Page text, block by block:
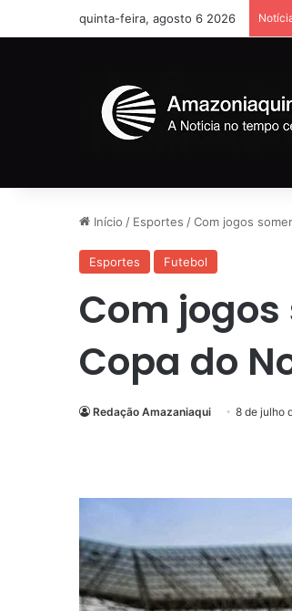
quinta-feira, agosto 6 2026
Início / Esportes /Com jogos
Esportes Futebol
Com
Copa do
Redação Amazaniaqui 8 de julho